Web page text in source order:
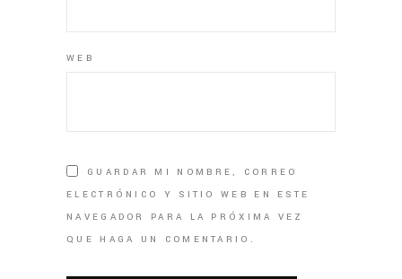
WEB
GUARDAR MI NOMBRE, CORREO
ELECTRÓNICO Y SITIO WEB EN ESTE
NAVEGADOR PARA LA PRÓXIMA VEZ
QUE HAGA UN COMENTARIO.